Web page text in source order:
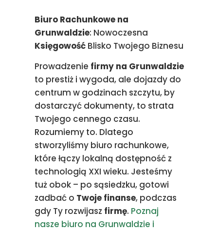
Biuro Rachunkowe na
Grunwaldzie: Nowoczesna
Księgowość Blisko Twojego Biznesu
Prowadzenie firmy na Grunwaldzie
to prestiż i wygoda, ale dojazdy do
centrum w godzinach szczytu, by
dostarczyć dokumenty, to strata
Twojego cennego czasu.
Rozumiemy to. Dlatego
stworzyliśmy biuro rachunkowe,
które łączy lokalną dostępność z
technologią XXI wieku. Jesteśmy
tuż obok – po sąsiedzku, gotowi
zadbać o Twoje finanse, podczas
gdy Ty rozwijasz firmę. Poznaj
nasze biuro na Grunwaldzie i